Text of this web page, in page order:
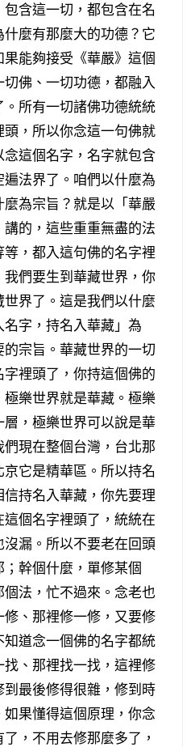
含這一切，都包含在名
麼有那麼大的功德？它
能夠接受《華嚴》這個
佛、一切功德，都融入
所有一切諸佛功德統統
，所以你念這一句佛就
這個名字，名字就包含
法界了。咱們以什麼為
為宗旨？就是以「華嚴
的，這些重重無盡的法
，都入這句佛的名字裡
們要生到華藏世界，你
界了。這是我們以什麼
字，持名入華藏」為
宗旨。華藏世界的一切
裡頭了，你持這個佛的
樂世界就是華藏。極樂
，極樂世界可以說是華
現在整個台灣，台北那
它是精華區。所以持名
持名入華藏，你先要理
個名字裡頭了，統統在
漏。所以不要老在回頭
幹個什麼，單修某個
法，忙不過來。念老也
、那裡修一修，又要修
道念一個佛的名字都統
、那裡找一找，這裡修
最後修得很雜，修到時
果懂得這個原理，你念
，不用去修那麼多了，